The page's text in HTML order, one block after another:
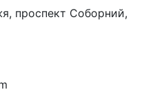
проспект Соборний,